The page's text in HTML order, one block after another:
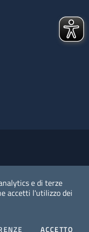
e di terze
accetti l'utilizzo dei
COOKIESACCETTOI